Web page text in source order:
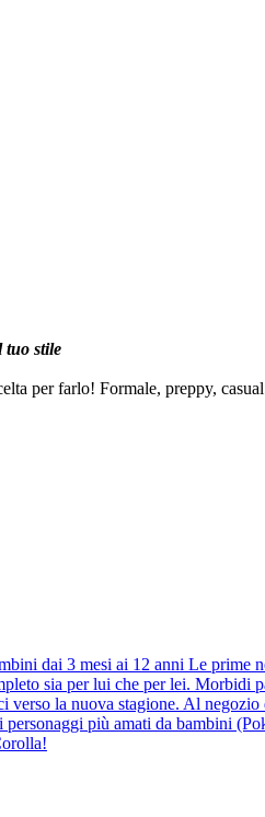
tuo stile
per farlo! Formale, preppy,
dai 3 mesi ai 12 anni Le prime
sia per lui che per lei. Morbidi
la nuova stagione. Al
più amati da bambini